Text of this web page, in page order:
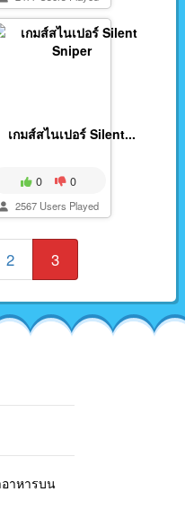
เกมส์สไนเปอร์ Silent...
0 0
2567 Users Played
2 3
าหารบน